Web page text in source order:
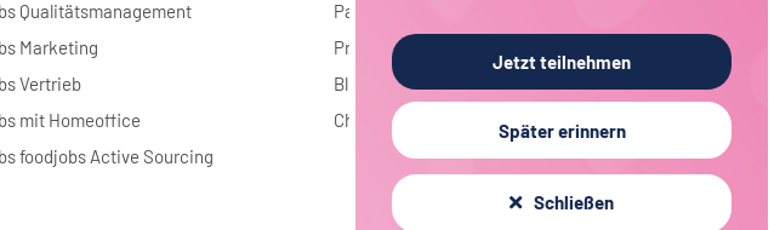
Qualitätsmanagement
Marketing
Vertrieb
mit Homeoffice
foodjobs Active Sourcing
Partner
Presse
Blog
Chronik
Jetzt teilnehmen
Später erinnern
Schließen